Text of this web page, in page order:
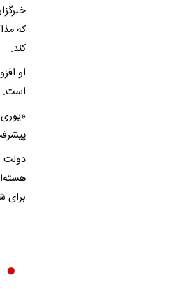
که
کند.
او
است.
دولت
برای شنبه ۶ اردیبهشت در مسقط